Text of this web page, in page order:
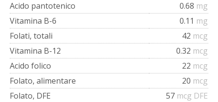
Acido pantotenico
0.68 mg
Vitamina B-6
0.11 mg
Folati, totali
42 mcg
Vitamina B-12
0.32 mcg
Acido folico
22 mcg
Folato, alimentare
20 mcg
Folato, DFE
57 mcg DFE